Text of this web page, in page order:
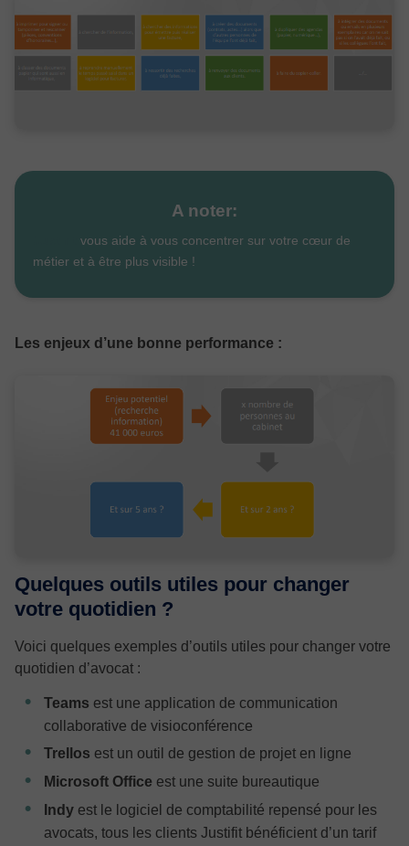
A noter:
vous aide à vous concentrer sur votre cœur de
métier et à être plus visible !
Les enjeux d’une bonne performance :
Quelques outils utiles pour changer
votre quotidien ?
Voici quelques exemples d’outils utiles pour changer votre
quotidien d’avocat :
Teams est une application de communication
collaborative de visioconférence
Trellos est un outil de gestion de projet en ligne
Microsoft Office est une suite bureautique
Indy est le logiciel de comptabilité repensé pour les
avocats, tous les clients Justifit bénéficient d’un tarif